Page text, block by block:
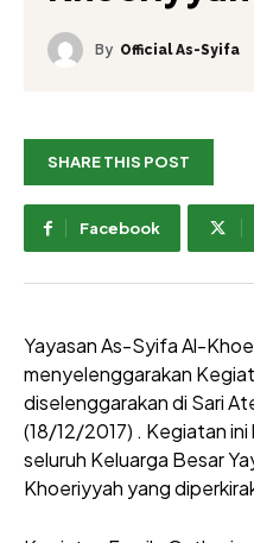
By Official As-Syifa
SHARE THIS POST
Facebook
Yayasan As-Syifa Al-
menyelenggarakan
diselenggarakan di Sari
(18/12/2017) . Kegiatan
seluruh Keluarga Besar
Khoeriyyah yang